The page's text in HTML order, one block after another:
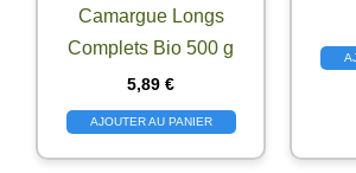
Camargue Longs
Complets Bio 500 g
5,89 €
AJOUTER AU PANIER